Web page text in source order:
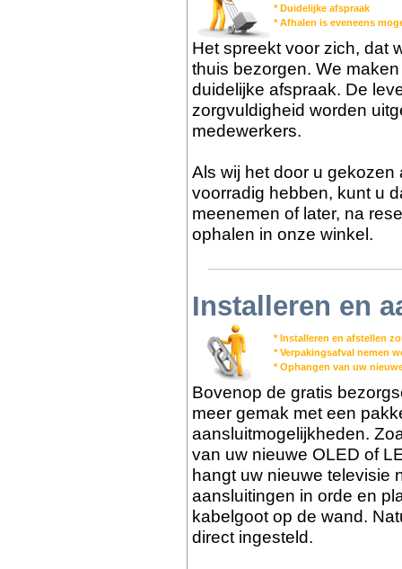
* Duidelijke afspraak
* Afhalen is eveneens
Het spreekt voor zich, dat
thuis bezorgen. We
duidelijke afspraak. De
zorgvuldigheid worden
medewerkers.
Als wij het door u gekozen
voorradig hebben, kunt u
meenemen of later, na
ophalen in onze winkel.
Installeren en
* Installeren en afstellen
* Verpakingsafval nemen
* Ophangen van uw
Bovenop de gratis
meer gemak met een
aansluitmogelijkheden.
van uw nieuwe OLED of
hangt uw nieuwe televisie
aansluitingen in orde en
kabelgoot op de wand.
direct ingesteld.